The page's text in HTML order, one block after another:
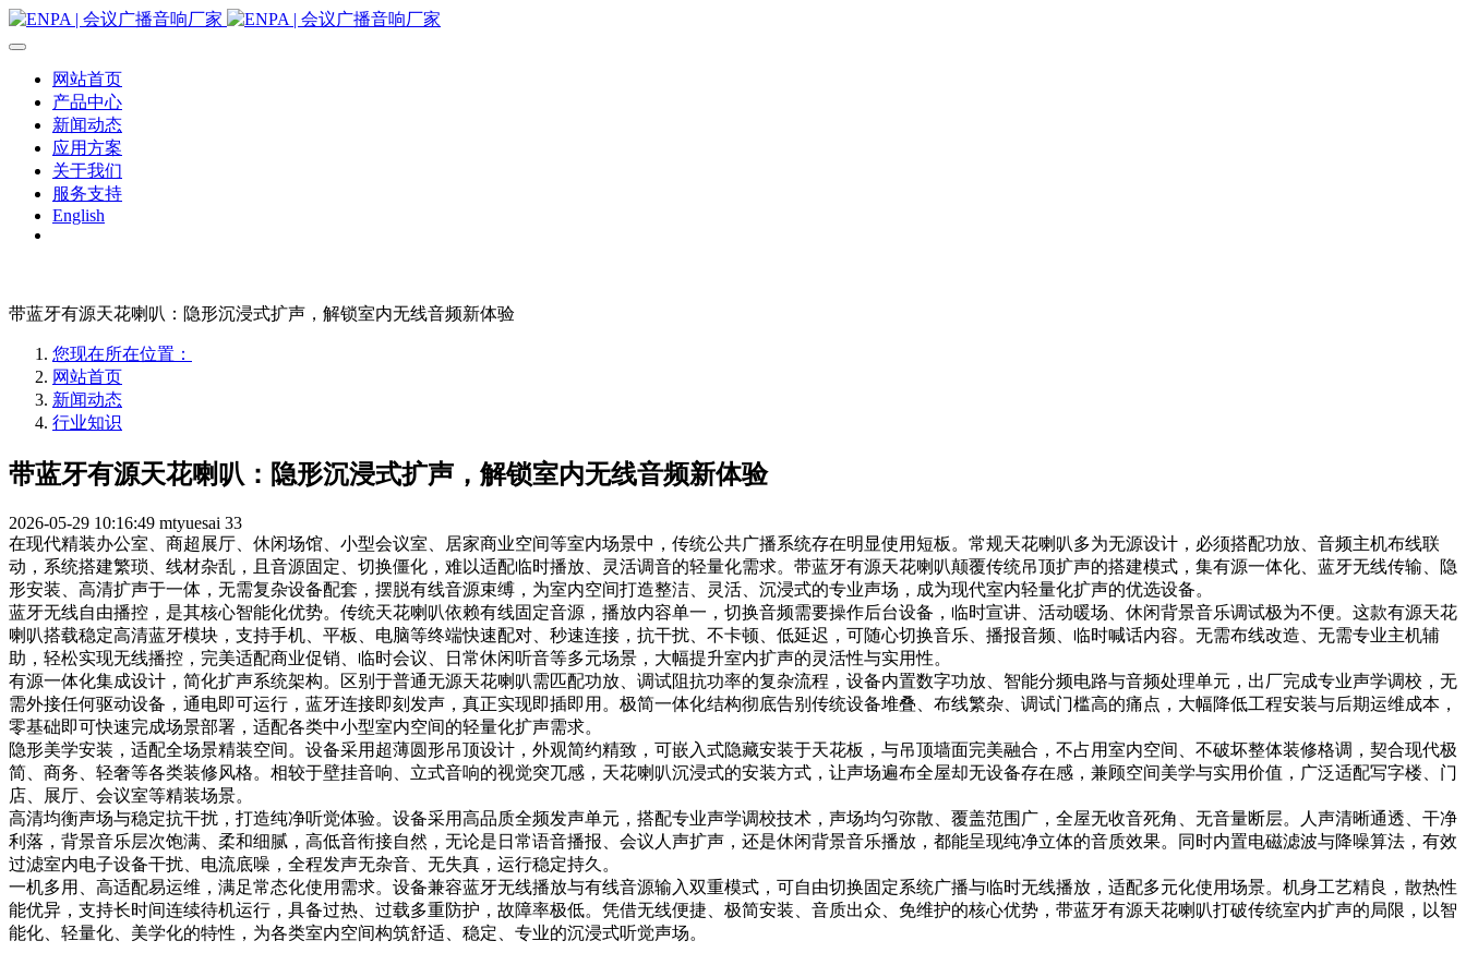
网站首页
产品中心
新闻动态
应用方案
关于我们
服务支持
English
带蓝牙有源天花喇叭：隐形沉浸式扩声，解锁室内无线音频新体验
您现在所在位置：
网站首页
新闻动态
行业知识
带蓝牙有源天花喇叭：隐形沉浸式扩声，解锁室内无线音频新体验
2026-05-29 10:16:49 mtyuesai 33
在现代精装办公室、商超展厅、休闲场馆、小型会议室、居家商业空间等室内场景中，传统公共广播系统存在明显使用短板。常规天花喇叭多为无源设计，必须搭配功放、音频主机布线联
动，系统搭建繁琐、线材杂乱，且音源固定、切换僵化，难以适配临时播放、灵活调音的轻量化需求。带蓝牙有源天花喇叭颠覆传统吊顶扩声的搭建模式，集有源一体化、蓝牙无线传输、隐
形安装、高清扩声于一体，无需复杂设备配套，摆脱有线音源束缚，为室内空间打造整洁、灵活、沉浸式的专业声场，成为现代室内轻量化扩声的优选设备。
蓝牙无线自由播控，是其核心智能化优势。传统天花喇叭依赖有线固定音源，播放内容单一，切换音频需要操作后台设备，临时宣讲、活动暖场、休闲背景音乐调试极为不便。这款有源天花
喇叭搭载稳定高清蓝牙模块，支持手机、平板、电脑等终端快速配对、秒速连接，抗干扰、不卡顿、低延迟，可随心切换音乐、播报音频、临时喊话内容。无需布线改造、无需专业主机辅
助，轻松实现无线播控，完美适配商业促销、临时会议、日常休闲听音等多元场景，大幅提升室内扩声的灵活性与实用性。
有源一体化集成设计，简化扩声系统架构。区别于普通无源天花喇叭需匹配功放、调试阻抗功率的复杂流程，设备内置数字功放、智能分频电路与音频处理单元，出厂完成专业声学调校，无
需外接任何驱动设备，通电即可运行，蓝牙连接即刻发声，真正实现即插即用。极简一体化结构彻底告别传统设备堆叠、布线繁杂、调试门槛高的痛点，大幅降低工程安装与后期运维成本，
零基础即可快速完成场景部署，适配各类中小型室内空间的轻量化扩声需求。
隐形美学安装，适配全场景精装空间。设备采用超薄圆形吊顶设计，外观简约精致，可嵌入式隐藏安装于天花板，与吊顶墙面完美融合，不占用室内空间、不破坏整体装修格调，契合现代极
简、商务、轻奢等各类装修风格。相较于壁挂音响、立式音响的视觉突兀感，天花喇叭沉浸式的安装方式，让声场遍布全屋却无设备存在感，兼顾空间美学与实用价值，广泛适配写字楼、门
店、展厅、会议室等精装场景。
高清均衡声场与稳定抗干扰，打造纯净听觉体验。设备采用高品质全频发声单元，搭配专业声学调校技术，声场均匀弥散、覆盖范围广，全屋无收音死角、无音量断层。人声清晰通透、干净
利落，背景音乐层次饱满、柔和细腻，高低音衔接自然，无论是日常语音播报、会议人声扩声，还是休闲背景音乐播放，都能呈现纯净立体的音质效果。同时内置电磁滤波与降噪算法，有效
过滤室内电子设备干扰、电流底噪，全程发声无杂音、无失真，运行稳定持久。
一机多用、高适配易运维，满足常态化使用需求。设备兼容蓝牙无线播放与有线音源输入双重模式，可自由切换固定系统广播与临时无线播放，适配多元化使用场景。机身工艺精良，散热性
能优异，支持长时间连续待机运行，具备过热、过载多重防护，故障率极低。凭借无线便捷、极简安装、音质出众、免维护的核心优势，带蓝牙有源天花喇叭打破传统室内扩声的局限，以智
能化、轻量化、美学化的特性，为各类室内空间构筑舒适、稳定、专业的沉浸式听觉声场。